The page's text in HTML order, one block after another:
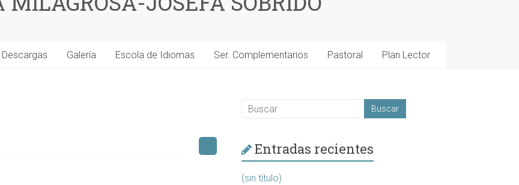
Descargas Galería Escola de Idiomas Ser. Complementarios Pastoral Plan Lector
Entradas recientes
(sin título)